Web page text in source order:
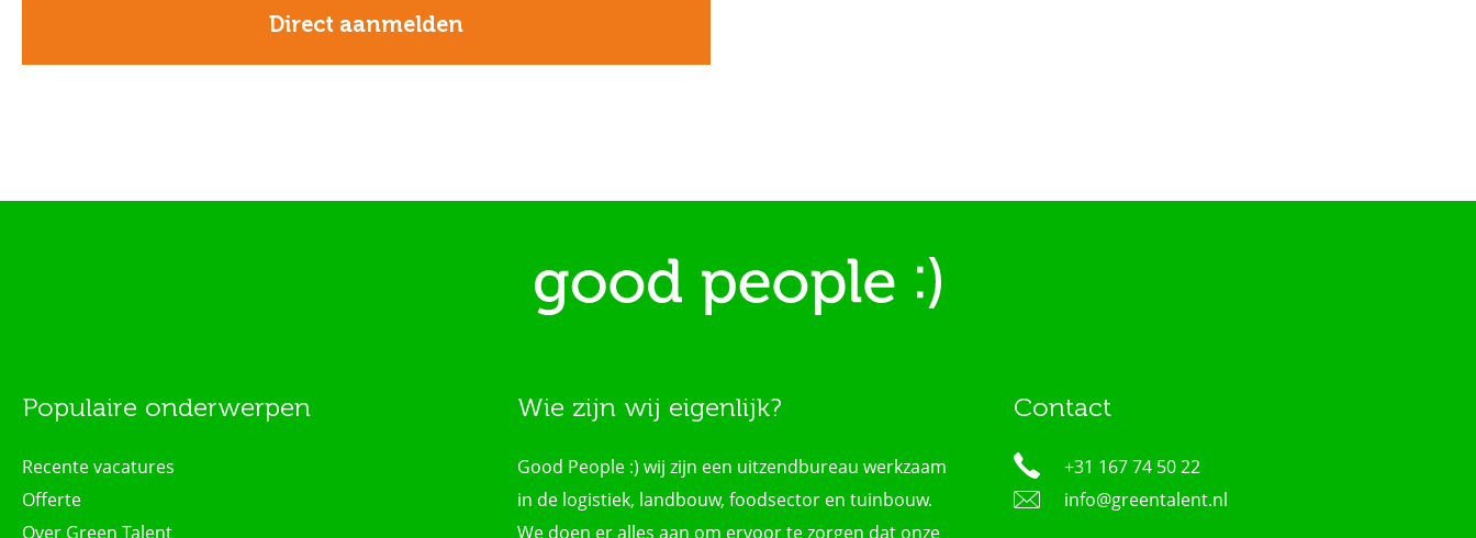
Direct aanmelden
Populaire onderwerpen
Recente vacatures
Offerte
Over Green Talent
Wie zijn wij eigenlijk?
Good People :) wij zijn een uitzendbureau werkzaam
in de logistiek, landbouw, foodsector en tuinbouw.
We doen er alles aan om ervoor te zorgen dat onze
Contact
+31 167 74 50 22
info@greentalent.nl